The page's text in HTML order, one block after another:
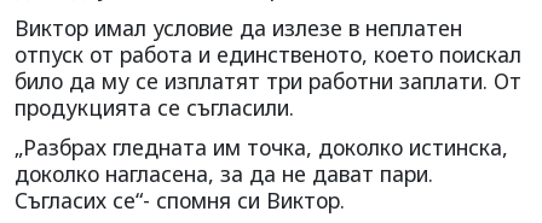
Виктор имал условие да излезе в неплатен
отпуск от работа и единственото, което поискал
било да му се изплатят три работни заплати. От
продукцията се съгласили.
„Разбрах гледната им точка, доколко истинска,
доколко нагласена, за да не дават пари.
Съгласих се“- спомня си Виктор.